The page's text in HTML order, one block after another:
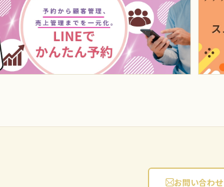
お問い合わせ